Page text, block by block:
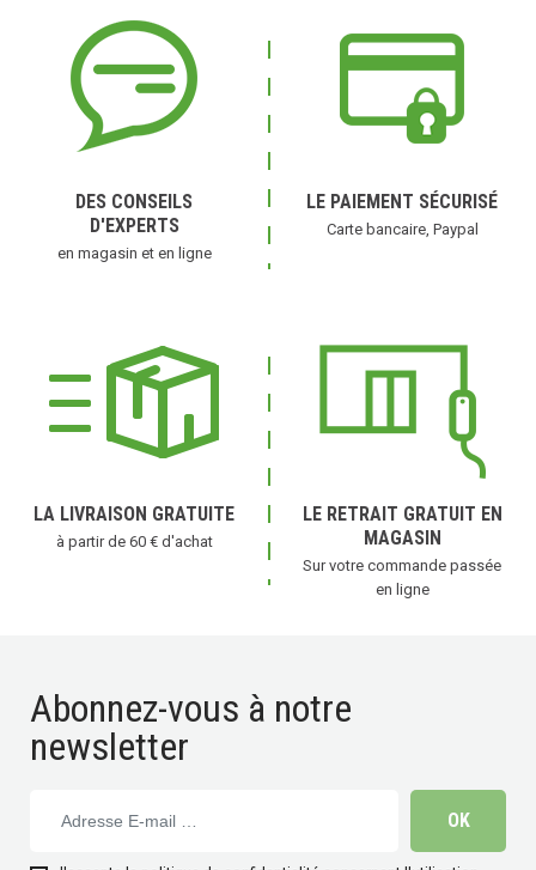
DES CONSEILS
D'EXPERTS
en magasin et en ligne
LE PAIEMENT SÉCURISÉ
Carte bancaire, Paypal
LA LIVRAISON GRATUITE
à partir de 60 € d'achat
LE RETRAIT GRATUIT EN
MAGASIN
Sur votre commande passée
en ligne
Abonnez-vous à notre
newsletter